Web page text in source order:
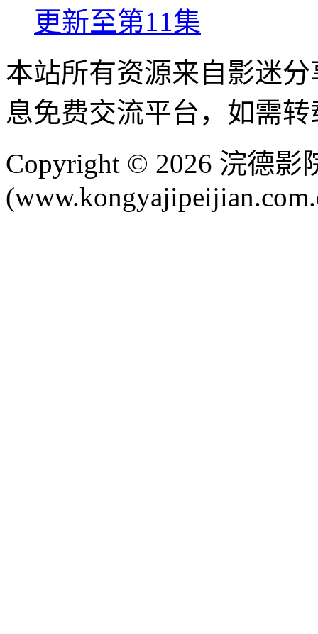
更新至第11集
本站所有资源来自影迷
息免费交流平台，如需
Copyright © 2026 浣德影